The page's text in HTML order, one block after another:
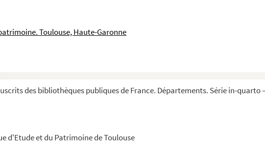
Toulouse, Haute-Garonne
des bibliothèques publiques de France. Départements. Série in-quarto
d'Etude et du Patrimoine de Toulouse
jusqu'à la naissance de Jésus Christ »
V-VIII de la première édition
IX-XII de l'édition originale
jusques en l'année 1631 »
a concilio Nicæno ad Tridentinum »